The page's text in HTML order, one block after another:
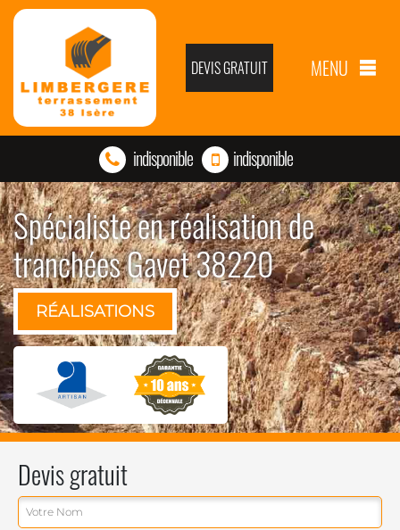
DEVIS GRATUIT MENU
indisponible indisponible
Spécialiste en réalisation de
tranchées Gavet 38220
RÉALISATIONS
Devis gratuit